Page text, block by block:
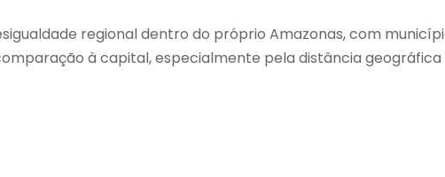
regional dentro do próprio Amazonas, com
à capital, especialmente pela distância geográfica